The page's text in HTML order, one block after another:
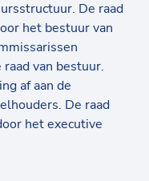
De raad
het bestuur van
van bestuur.
af aan de
De raad
het executive